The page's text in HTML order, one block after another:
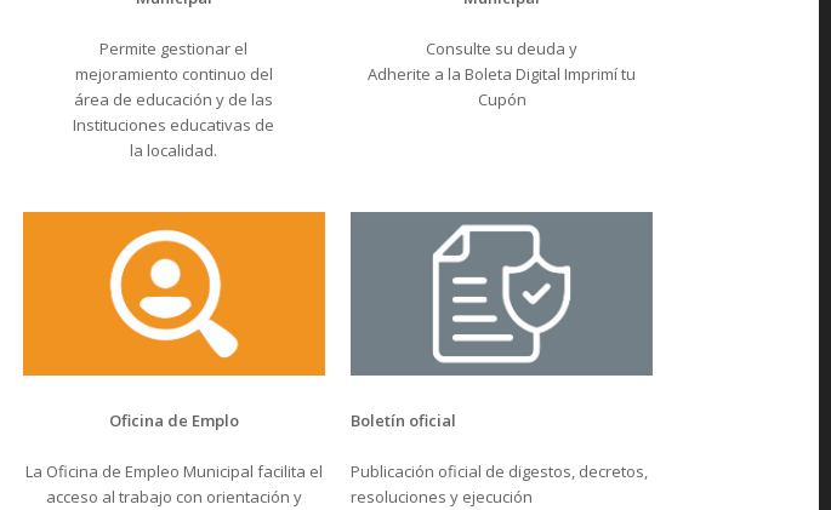
Permite gestionar el
mejoramiento continuo del
área de educación y de las
Instituciones educativas de
la localidad.
Consulte su deuda y
Adherite a la Boleta Digital Imprimí tu
Cupón
Oficina de Emplo
La Oficina de Empleo Municipal facilita el
acceso al trabajo con orientación y
Boletín oficial
Publicación oficial de digestos, decretos,
resoluciones y ejecución